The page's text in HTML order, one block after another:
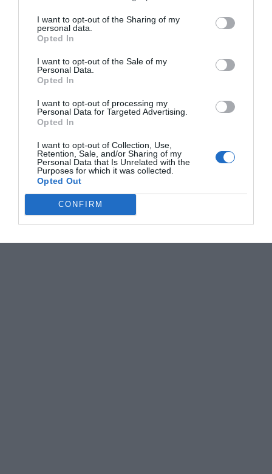
I want to opt-out of the Sharing of my
personal data.
Opted In
I want to opt-out of the Sale of my
Personal Data.
Opted In
I want to opt-out of processing my
Personal Data for Targeted Advertising.
Opted In
I want to opt-out of Collection, Use,
Retention, Sale, and/or Sharing of my
Personal Data that Is Unrelated with the
Purposes for which it was collected.
Opted Out
CONFIRM